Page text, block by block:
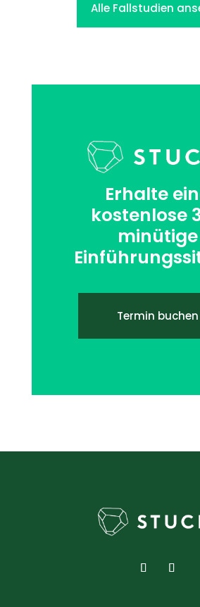
Alle Fallstudien
Erhalte
kostenlose
minütige
Termin buchen